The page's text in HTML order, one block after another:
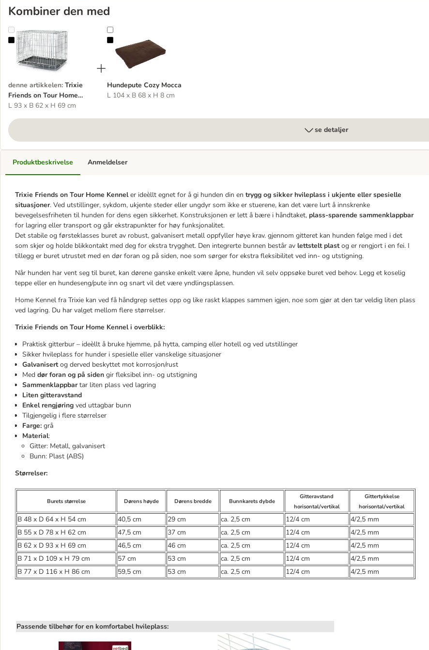
Kombiner den med
Trixie Friends on Tour Home Kennel
denne artikkelen: Trixie
Friends on Tour Home
Kennel
L 93 x B 62 x H 69 cm
Hundepute Cozy Mocca
Hundepute Cozy Mocca
L 104 x B 68 x H 8 cm
se detaljer
Produktbeskrivelse
Trixie Friends on Tour Home Kenneler ideèllt egnet for å gi hunden din en trygg og sikker hvileplass i ukjente eller spesielle
situasjoner. Ved utstillinger, sykdom, ukjente steder eller ungdyr som ikke er stuerene, kan det være lurt å innskrenke
bevegelsesfriheten til hunden for dens egen sikkerhet. Konstruksjonen er lett å bære i håndtaket, plass-sparende sammenklappbar
for lagring eller transport og går ekstrapunkter for høy funksjonalitet.
Det stabile og førsteklasses buret av robust, galvanisert metall oppfyller høye krav. gjennom gitteret kan hunden følge med i det
som skjer og holde blikkontakt med deg for ekstra trygghet. Den integrerte bunnen består av lettstelt plastog er rengjort i en fei. I
tillegg er buret utrustet med en dør foran og på siden, noe som sørger for ekstra fleksibilitet ved inn- og utstigning.
Når hunden har vent seg til buret, kan dørene ganske enkelt være åpne, hunden vil selv oppsøke buret ved behov. Legg et koselig
teppe eller en hundeseng/pute inn og snart vil det være yndlingsplassen.
Home Kennel fra Trixie kan ved få håndgrep settes opp og like raskt klappes sammen igjen, noe som gjør at den tar veldig liten plass
ved lagring. Du har valget mellom flere størrelser.
Trixie Friends on Tour Home Kennel i overblikk:
Praktisk gitterbur – ideèllt å bruke hjemme, på hytta, camping eller hotell og ved utstillinger
Sikker hvileplass for hunder i spesielle eller vanskelige situasjoner
Galvanisertog derved beskyttet mot korrosjon/rust
Med dør foran og på siden gir fleksibel inn- og utstigning
Sammenklappbartar liten plass ved lagring
Liten gitteravstand
Enkel rengjøring ved uttagbar bunn
Tilgjengelig i flere størrelser
Farge: grå
Material:
Gitter: Metall, galvanisert
Bunn: Plast (ABS)
Størrelser:
Burets størrelse Dørens høyde Dørens bredde Bunnkarets dybde
Gitteravstand
horisontal/vertikal
Gittertykkelse
horisontal/vertikal
B 48 x D 64 x H 54 cm 40,5 cm 29 cm ca. 2,5 cm 12/4 cm
4/2,5 mm
B 55 x D 78 x H 62 cm
47,5 cm 37 cm ca. 2,5 cm 12/4 cm
4/2,5 mm
B 62 x D 93 x H 69 cm
46,5 cm 46 cm ca. 2,5 cm 12/4 cm
4/2,5 mm
B 71 x D 109 x H 79 cm
57 cm 53 cm ca. 2,5 cm 12/4 cm
4/2,5 mm
B 77 x D 116 x H 86 cm
59,5 cm 53 cm ca. 2,5 cm 12/4 cm 4/2,5 mm
Passende tilbehør for en komfortabel hvileplass:
Anmeldelser